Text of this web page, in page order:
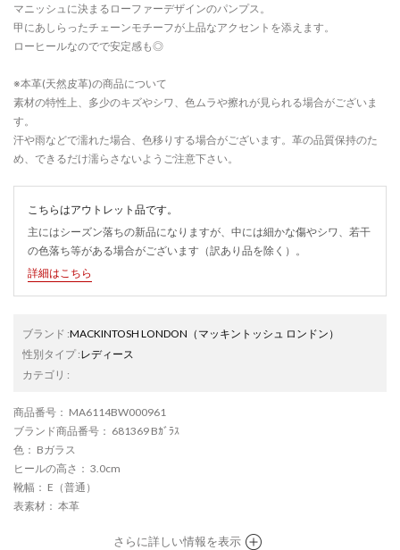
マニッシュに決まるローファーデザインのパンプス。
甲にあしらったチェーンモチーフが上品なアクセントを添えます。
ローヒールなのでで安定感も◎
※本革(天然皮革)の商品について
素材の特性上、多少のキズやシワ、色ムラや擦れが見られる場合がございま
す。
汗や雨などで濡れた場合、色移りする場合がございます。革の品質保持のた
め、できるだけ濡らさないようご注意下さい。
こちらはアウトレット品です。
主にはシーズン落ちの新品になりますが、中には細かな傷やシワ、若干
の色落ち等がある場合がございます（訳あり品を除く）。
詳細はこちら
ブランド :MACKINTOSH LONDON （マッキントッシュ ロンドン）
性別タイプ:レディース
カテゴリ :
商品番号 ： MA6114BW000961
ブランド商品番号 ： 681369 Bｶﾞﾗｽ
色 ： Bガラス
ヒールの高さ ： 3.0cm
靴幅 ： E（普通）
表素材 ： 本革
さらに詳しい情報を表示